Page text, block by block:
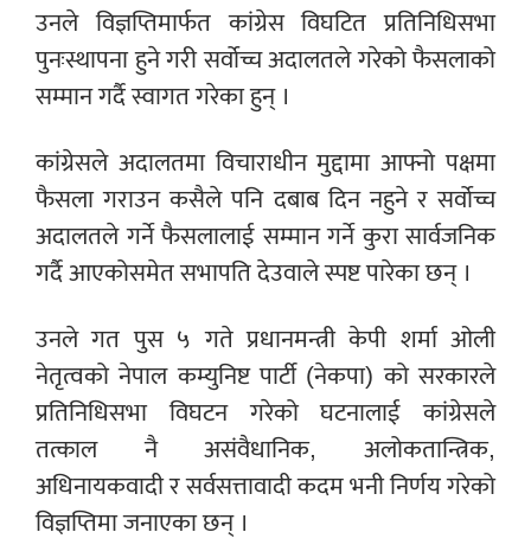
उनले विज्ञप्तिमार्फत कांग्रेस विघटित प्रतिनिधिसभा
पुनःस्थापना हुने गरी सर्वोच्च अदालतले गरेको फैसलाको
सम्मान गर्दै स्वागत गरेका हुन् ।
कांग्रेसले अदालतमा विचाराधीन मुद्दामा आफ्नो पक्षमा
फैसला गराउन कसैले पनि दबाब दिन नहुने र सर्वोच्च
अदालतले गर्ने फैसलालाई सम्मान गर्ने कुरा सार्वजनिक
गर्दै आएकोसमेत सभापति देउवाले स्पष्ट पारेका छन् ।
उनले गत पुस ५ गते प्रधानमन्त्री केपी शर्मा ओली
नेतृत्वको नेपाल कम्युनिष्ट पार्टी (नेकपा) को सरकारले
प्रतिनिधिसभा विघटन गरेको घटनालाई कांग्रेसले
तत्काल नै असंवैधानिक, अलोकतान्त्रिक,
अधिनायकवादी र सर्वसत्तावादी कदम भनी निर्णय गरेको
विज्ञप्तिमा जनाएका छन् ।